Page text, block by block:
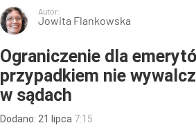
Autor:
Jowita Flankowska
Ograniczenie dla
przypadkiem nie
w sądach
Dodano: 21 lipca 7:15